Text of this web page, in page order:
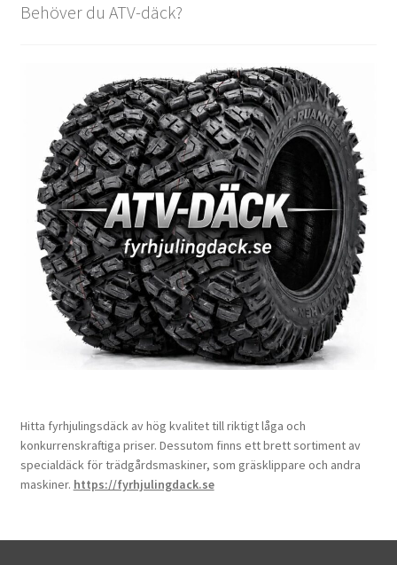
Behöver du ATV-däck?
Hitta fyrhjulingsdäck av hög kvalitet till riktigt låga och
konkurrenskraftiga priser. Dessutom finns ett brett sortiment av
specialdäck för trädgårdsmaskiner, som gräsklippare och andra
maskiner. https://fyrhjulingdack.se